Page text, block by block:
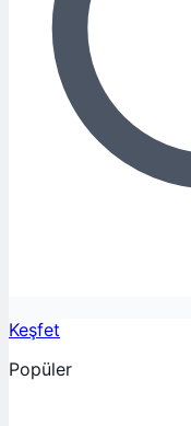
Keşfet
Popüler